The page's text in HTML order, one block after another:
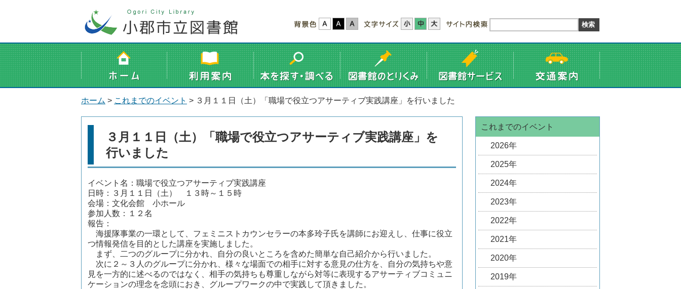
ホーム > これまでのイベント > ３月１１日（土）「職場で役立つアサーティブ実践講座」を行いました
３月１１日（土）「職場で役立つアサーティブ実践講座」を
行いました
イベント名：職場で役立つアサーティブ実践講座
日時：３月１１日（土） １３時～１５時
会場：文化会館 小ホール
参加人数：１２名
報告：
海援隊事業の一環として、フェミニストカウンセラーの本多玲子氏を講師にお迎えし、仕事に役立
つ情報発信を目的とした講座を実施しました。
まず、二つのグループに分かれ、自分の良いところを含めた簡単な自己紹介から行いました。
次に２～３人のグループに分かれ、様々な場面での相手に対する意見の仕方を、自分の気持ちや意
見を一方的に述べるのではなく、相手の気持ちも尊重しながら対等に表現するアサーティブコミュニ
ケーションの理念を念頭におき、グループワークの中で実践して頂きました。
これまでのイベント
2026年
2025年
2024年
2023年
2022年
2021年
2020年
2019年